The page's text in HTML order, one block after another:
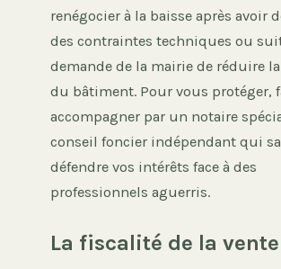
renégocier à la baisse après avoir
des contraintes techniques ou
demande de la mairie de réduire
du bâtiment. Pour vous protéger,
accompagner par un notaire
conseil foncier indépendant qui
défendre vos intérêts face à des
professionnels aguerris.
La fiscalité de la